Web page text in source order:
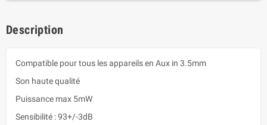
Description
Compatible pour tous les appareils en Aux in 3.5mm
Son haute qualité
Puissance max 5mW
Sensibilité : 93+/-3dB